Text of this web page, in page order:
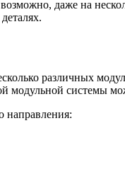
возможно, даже на
различных
модульной системы
направления: